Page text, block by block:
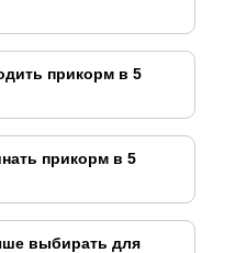
прикорм в 5
прикорм в 5
выбирать для